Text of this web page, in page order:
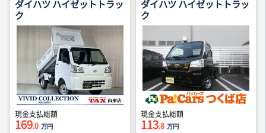
ダイハツ ハイゼットトラッ
ク
現金支払総額
169.0 万円
ダイハツ ハイゼットトラッ
ク
現金支払総額
113.8 万円